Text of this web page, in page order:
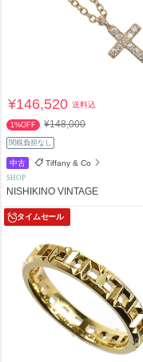
¥146,520送料込
1%OFF ¥148,000
関税負担なし
中古 Tiffany & Co
SHOP
NISHIKINO VINTAGE
タイムセール